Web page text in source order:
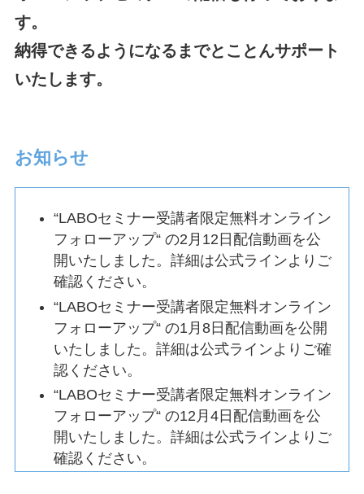
す。
納得できるようになるまでとことんサポート
いたします。
お知らせ
“LABOセミナー受講者限定無料オンライン
フォローアップ“ の2月12日配信動画を公
開いたしました。詳細は公式ラインよりご
確認ください。
“LABOセミナー受講者限定無料オンライン
フォローアップ“ の1月8日配信動画を公開
いたしました。詳細は公式ラインよりご確
認ください。
“LABOセミナー受講者限定無料オンライン
フォローアップ“ の12月4日配信動画を公
開いたしました。詳細は公式ラインよりご
確認ください。